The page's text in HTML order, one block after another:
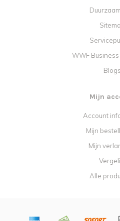
WWF
Blogs
Mijn
Account
Mijn
Mijn
Alle